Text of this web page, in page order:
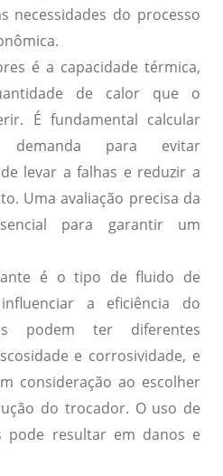
necessidades do processo
é a capacidade térmica,
de calor que o
É fundamental calcular
demanda para evitar
levar a falhas e reduzir a
Uma avaliação precisa da
para garantir um
é otipo de fluido de
a eficiência do
podem ter diferentes
e corrosividade, e
consideração ao escolher
do trocador. O uso de
pode resultar em danos e